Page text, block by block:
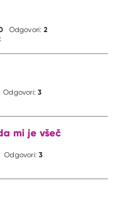
Odgovori: 2
Odgovori:3
mi je všeč
Odgovori:3